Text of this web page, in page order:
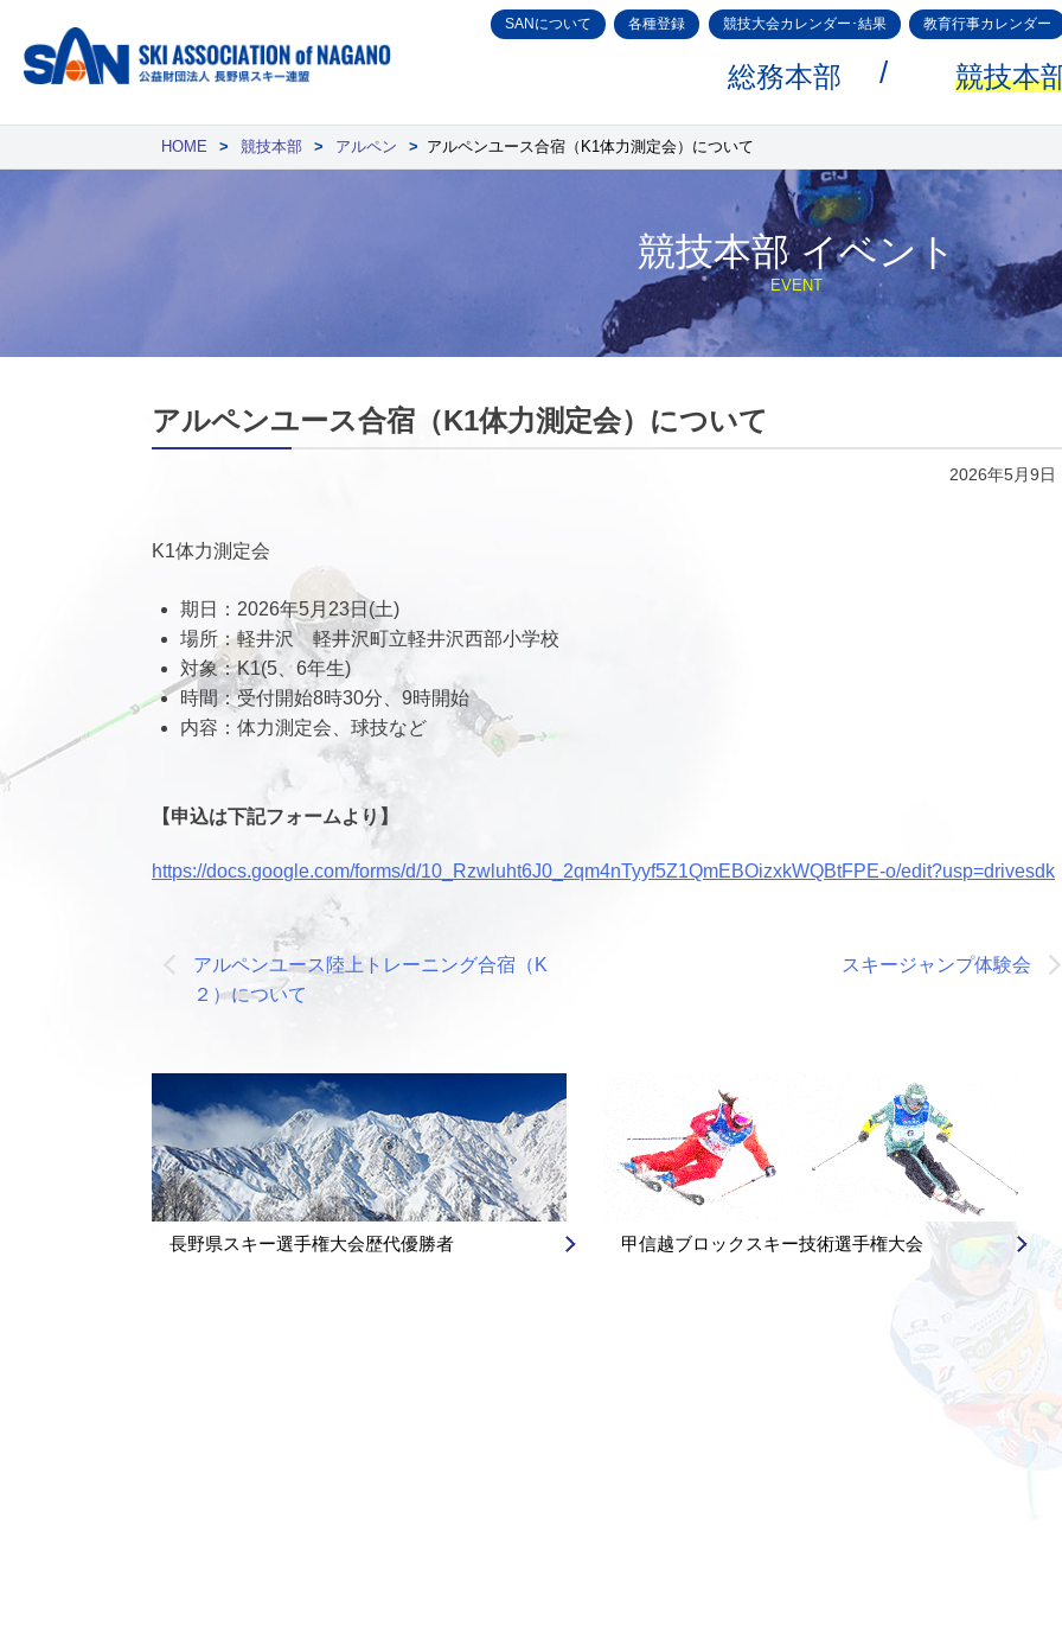
content
SANについて 各種登録 競技大会カレンダー･結果 教育行事カレンダー
総務本部 競技本
HOME > 競技本部 > アルペン > アルペンユース合宿（K1体力測定会）について
競技本部 イベント
EVENT
アルペンユース合宿（K1体力測定会）について
2026年5月9日
K1体力測定会
期日：2026年5月23日(土)
場所：軽井沢 軽井沢町立軽井沢西部小学校
対象：K1(5、6年生)
時間：受付開始8時30分、9時開始
内容：体力測定会、球技など
【申込は下記フォームより】
https://docs.google.com/forms/d/10_Rzwluht6J0_2qm4nTyyf5Z1QmEBOizxkWQBtFPE-o/edit?usp=drivesdk
稿
ゲ
ー
シ
ョ
アルペンユース陸上トレーニング合宿（K
２）について
スキージャンプ体験会
長野県スキー選手権大会歴代優勝者 甲信越ブロックスキー技術選手権大会